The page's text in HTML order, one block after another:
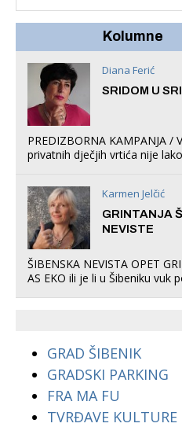
Kolumne
Diana Ferić
SRIDOM U
PREDIZBORNA KAMPANJA /
privatnih dječjih vrtića nije
što oni rade u Šibeniku ne
Karmen Jelčić
GRINTANJA
NEVISTE
ŠIBENSKA NEVISTA OPET
AS EKO ili je li u Šibeniku vuk
GRAD ŠIBENIK
GRADSKI PARKING
FRA MA FU
TVRĐAVE KULTURE